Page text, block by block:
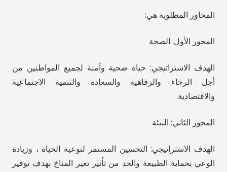
المحاور المطلوبة هي:
المحور الأول: الصحة
الهدف الاستراتيجي: حياة صحية وآمنة لجميع المواطنين من
أجل الرخاء والرفاهية والسعادة والتنمية الاجتماعية
والاقتصادية.
المحور الثاني: البيئة
الهدف الاستراتيجي: التحسين المستمر لنوعية الحياة ، وزيادة
الوعي بحماية الطبيعة والحد من تأثير تغير المناخ بهدف توفير